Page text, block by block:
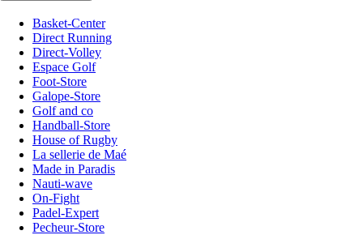
Basket-Center
Direct Running
Direct-Volley
Espace Golf
Foot-Store
Galope-Store
Golf and co
Handball-Store
House of Rugby
La sellerie de Maé
Made in Paradis
Nauti-wave
On-Fight
Padel-Expert
Pecheur-Store